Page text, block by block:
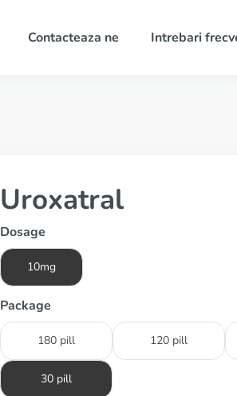
Contacteaza ne Intrebari
Uroxatral
Dosage
10mg
Package
180 pill 120 pill
30 pill